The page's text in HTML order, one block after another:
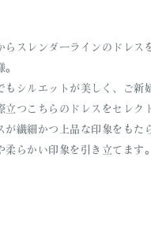
らスレンダーラインのドレス
もシルエットが美しく、ご新
立つこちらのドレスをセレク
が繊細かつ上品な印象をもた
柔らかい印象を引き立てます。